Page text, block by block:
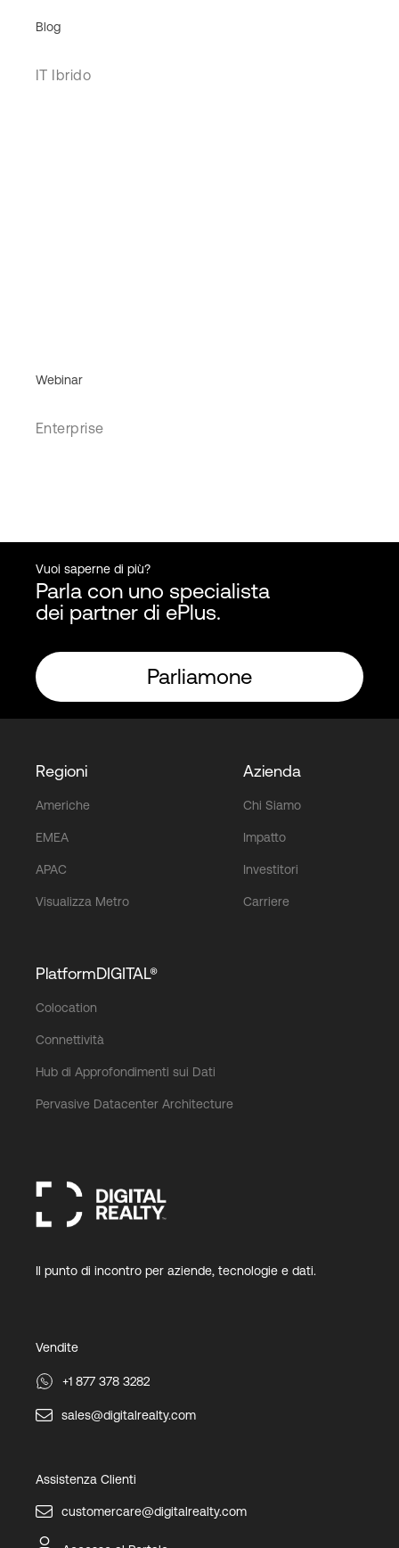
Blog
IT Ibrido
Webinar
Enterprise
Vuoi saperne di più?
Parla con uno specialista
dei partner di ePlus.
Parliamone
Regioni
Americhe
EMEA
APAC
Visualizza Metro
Azienda
Chi Siamo
Impatto
Investitori
Carriere
PlatformDIGITAL®
Colocation
Connettività
Hub di Approfondimenti sui Dati
Pervasive Datacenter Architecture
Il punto di incontro per aziende, tecnologie e dati.
Vendite
+1 877 378 3282
sales@digitalrealty.com
Assistenza Clienti
customercare@digitalrealty.com